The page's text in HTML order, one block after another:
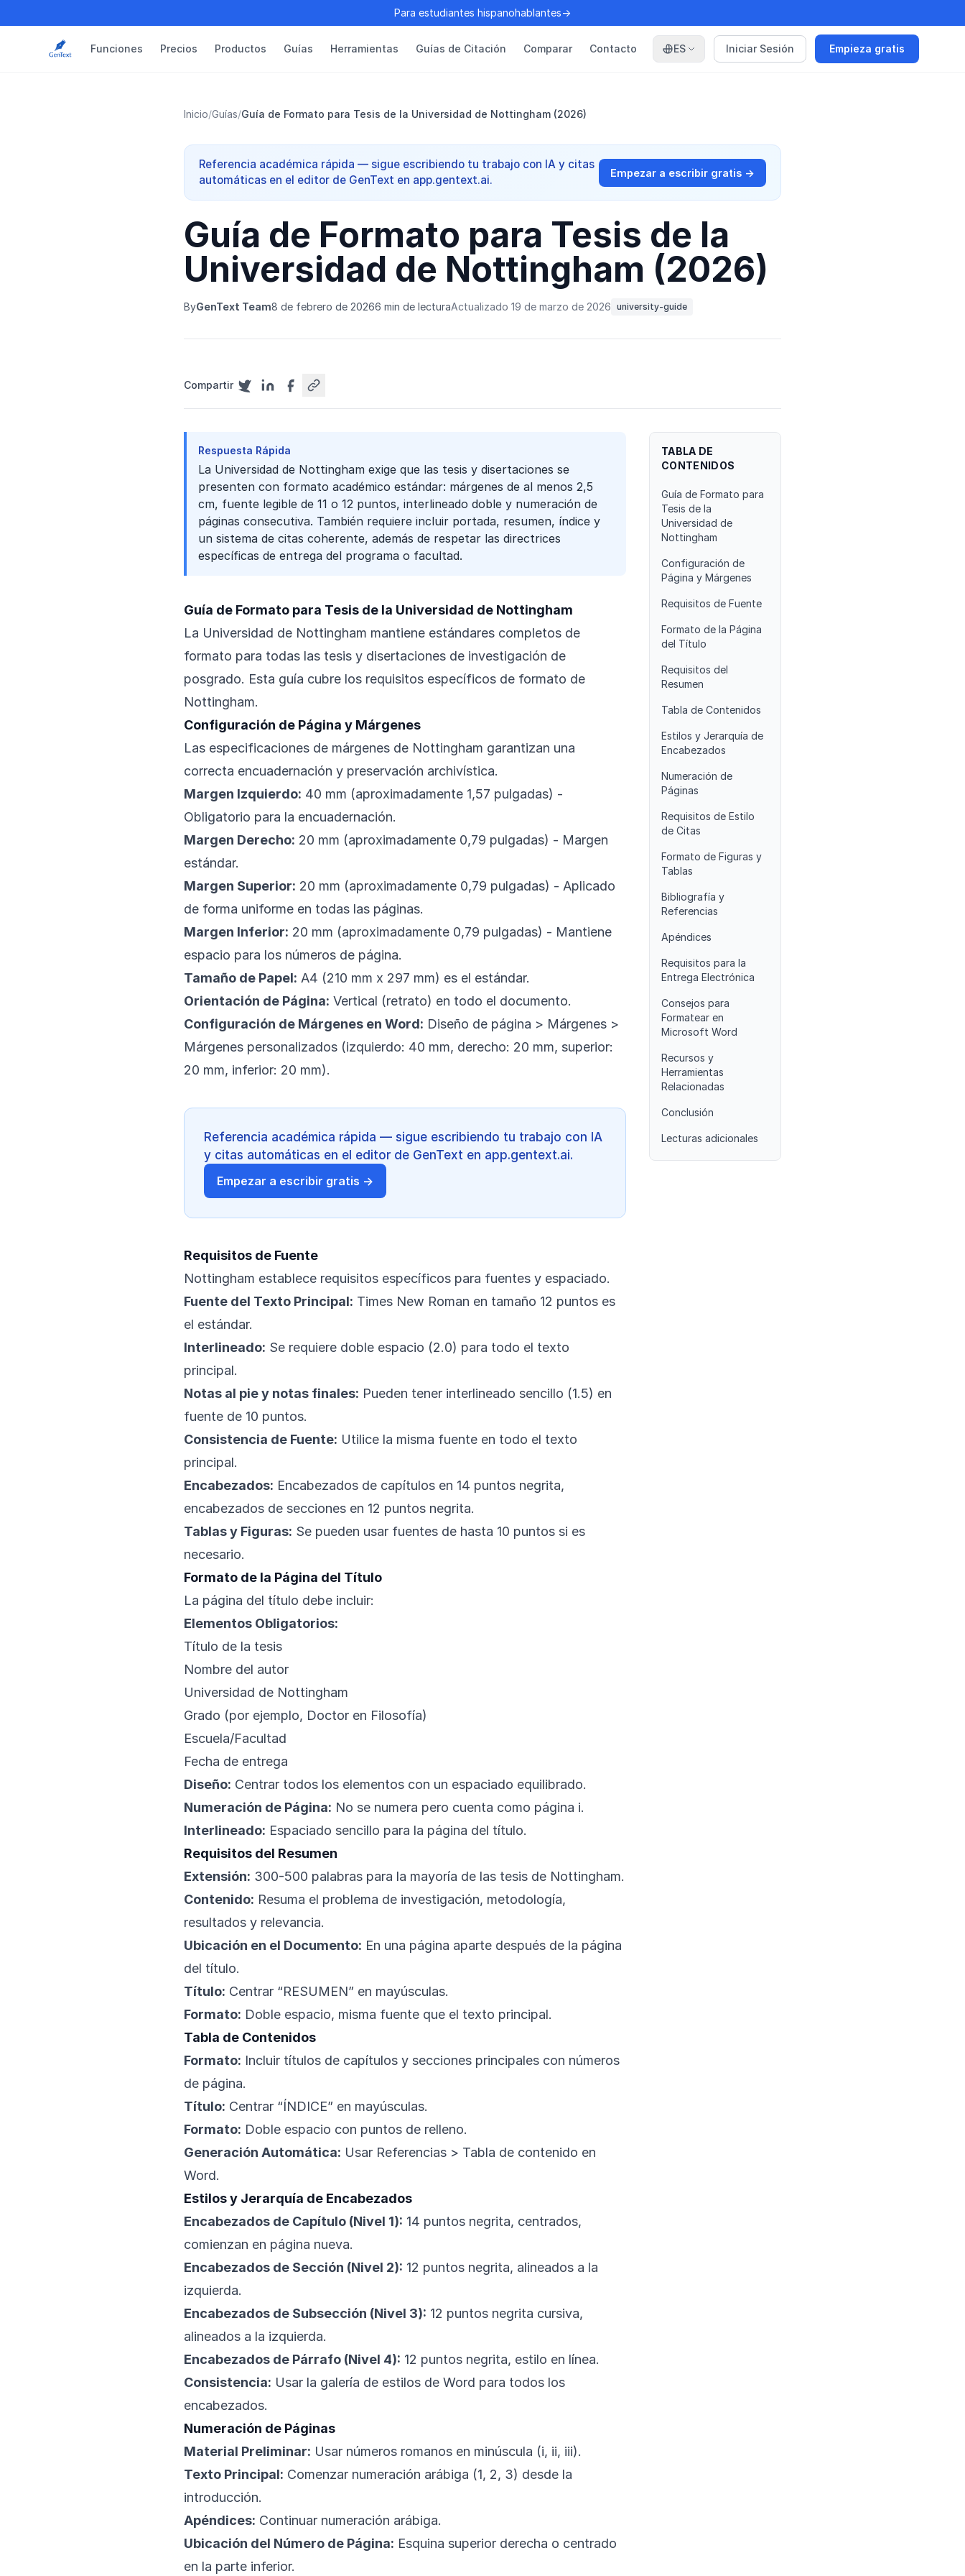
Para estudiantes hispanohablantes→
Funciones Precios Productos Guías Herramientas Guías de Citación Comparar Contacto ES Iniciar Sesión Empieza gratis
Inicio/Guías/Guía de Formato para Tesis de la Universidad de Nottingham (2026)
Referencia académica rápida — sigue escribiendo tu trabajo con IA y citas
automáticas en el editor de GenText en app.gentext.ai.
Empezar a escribir gratis →
Guía de Formato para Tesis de la
Universidad de Nottingham (2026)
ByGenText Team8 de febrero de 20266 min de lecturaActualizado 19 de marzo de 2026 university-guide
Compartir
Respuesta Rápida
La Universidad de Nottingham exige que las tesis y disertaciones se
presenten con formato académico estándar: márgenes de al menos 2,5
cm, fuente legible de 11 o 12 puntos, interlineado doble y numeración de
páginas consecutiva. También requiere incluir portada, resumen, índice y
un sistema de citas coherente, además de respetar las directrices
específicas de entrega del programa o facultad.
Guía de Formato para Tesis de la Universidad de Nottingham
La Universidad de Nottingham mantiene estándares completos de
formato para todas las tesis y disertaciones de investigación de
posgrado. Esta guía cubre los requisitos específicos de formato de
Nottingham.
Configuración de Página y Márgenes
Las especificaciones de márgenes de Nottingham garantizan una
correcta encuadernación y preservación archivística.
Margen Izquierdo: 40 mm (aproximadamente 1,57 pulgadas) -
Obligatorio para la encuadernación.
Margen Derecho: 20 mm (aproximadamente 0,79 pulgadas) - Margen
estándar.
Margen Superior: 20 mm (aproximadamente 0,79 pulgadas) - Aplicado
de forma uniforme en todas las páginas.
Margen Inferior: 20 mm (aproximadamente 0,79 pulgadas) - Mantiene
espacio para los números de página.
Tamaño de Papel: A4 (210 mm x 297 mm) es el estándar.
Orientación de Página: Vertical (retrato) en todo el documento.
Configuración de Márgenes en Word: Diseño de página > Márgenes >
Márgenes personalizados (izquierdo: 40 mm, derecho: 20 mm, superior:
20 mm, inferior: 20 mm).
Referencia académica rápida — sigue escribiendo tu trabajo con IA
y citas automáticas en el editor de GenText en app.gentext.ai.
Empezar a escribir gratis →
Requisitos de Fuente
Nottingham establece requisitos específicos para fuentes y espaciado.
Fuente del Texto Principal: Times New Roman en tamaño 12 puntos es
el estándar.
Interlineado: Se requiere doble espacio (2.0) para todo el texto
principal.
Notas al pie y notas finales: Pueden tener interlineado sencillo (1.5) en
fuente de 10 puntos.
Consistencia de Fuente: Utilice la misma fuente en todo el texto
principal.
Encabezados: Encabezados de capítulos en 14 puntos negrita,
encabezados de secciones en 12 puntos negrita.
Tablas y Figuras: Se pueden usar fuentes de hasta 10 puntos si es
necesario.
Formato de la Página del Título
La página del título debe incluir:
Elementos Obligatorios:
Título de la tesis
Nombre del autor
Universidad de Nottingham
Grado (por ejemplo, Doctor en Filosofía)
Escuela/Facultad
Fecha de entrega
Diseño: Centrar todos los elementos con un espaciado equilibrado.
Numeración de Página: No se numera pero cuenta como página i.
Interlineado: Espaciado sencillo para la página del título.
Requisitos del Resumen
Extensión: 300-500 palabras para la mayoría de las tesis de Nottingham.
Contenido: Resuma el problema de investigación, metodología,
resultados y relevancia.
Ubicación en el Documento: En una página aparte después de la página
del título.
Título: Centrar “RESUMEN” en mayúsculas.
Formato: Doble espacio, misma fuente que el texto principal.
Tabla de Contenidos
Formato: Incluir títulos de capítulos y secciones principales con números
de página.
Título: Centrar “ÍNDICE” en mayúsculas.
Formato: Doble espacio con puntos de relleno.
Generación Automática: Usar Referencias > Tabla de contenido en
Word.
Estilos y Jerarquía de Encabezados
Encabezados de Capítulo (Nivel 1): 14 puntos negrita, centrados,
comienzan en página nueva.
Encabezados de Sección (Nivel 2): 12 puntos negrita, alineados a la
izquierda.
Encabezados de Subsección (Nivel 3): 12 puntos negrita cursiva,
alineados a la izquierda.
Encabezados de Párrafo (Nivel 4): 12 puntos negrita, estilo en línea.
Consistencia: Usar la galería de estilos de Word para todos los
encabezados.
Numeración de Páginas
Material Preliminar: Usar números romanos en minúscula (i, ii, iii).
Texto Principal: Comenzar numeración arábiga (1, 2, 3) desde la
introducción.
Apéndices: Continuar numeración arábiga.
Ubicación del Número de Página: Esquina superior derecha o centrado
en la parte inferior.
TABLA DE
CONTENIDOS
Guía de Formato para
Tesis de la
Universidad de
Nottingham
Configuración de
Página y Márgenes
Requisitos de Fuente
Formato de la Página
del Título
Requisitos del
Resumen
Tabla de Contenidos
Estilos y Jerarquía de
Encabezados
Numeración de
Páginas
Requisitos de Estilo
de Citas
Formato de Figuras y
Tablas
Bibliografía y
Referencias
Apéndices
Requisitos para la
Entrega Electrónica
Consejos para
Formatear en
Microsoft Word
Recursos y
Herramientas
Relacionadas
Conclusión
Lecturas adicionales